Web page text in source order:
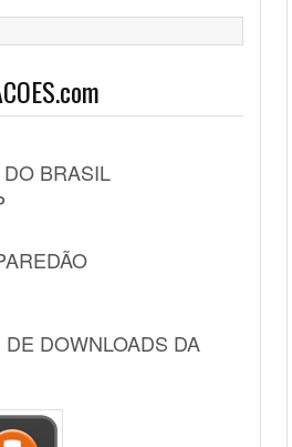
BRASIL
DOWNLOADS DA